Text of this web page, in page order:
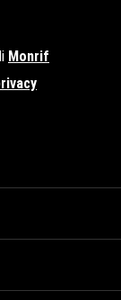
Monrif